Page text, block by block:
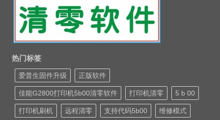
热门标签
爱普生固件升级 正版软件
佳能G2800打印机5b00清零软件 打印机清零 5 b 00
打印机刷机 远程清零 支持代码5b00 维修模式